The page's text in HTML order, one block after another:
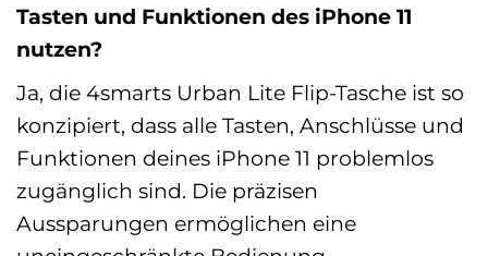
Tasten und Funktionen des iPhone 11
nutzen?
Ja, die 4smarts Urban Lite Flip-Tasche ist so
konzipiert, dass alle Tasten, Anschlüsse und
Funktionen deines iPhone 11 problemlos
zugänglich sind. Die präzisen
Aussparungen ermöglichen eine